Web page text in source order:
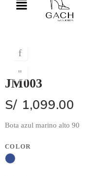
JM003
S/ 1,099.00
Bota azul marino alto 90
COLOR